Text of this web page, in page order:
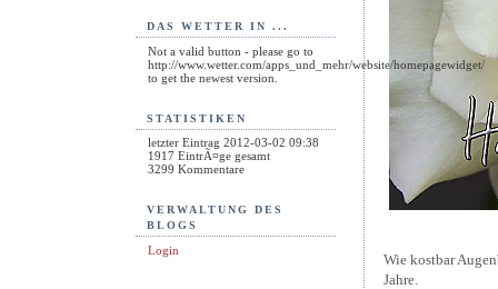
DAS WETTER IN ...
Not a valid button - please go to
http://www.wetter.com/apps_und_mehr/website/homepagewidget/
to get the newest version.
STATISTIKEN
letzter Eintrag 2012-03-02 09:38
1917 EintrÃ¤ge gesamt
3299 Kommentare
VERWALTUNG DES
BLOGS
Login
Wie kostbar
Jahre.